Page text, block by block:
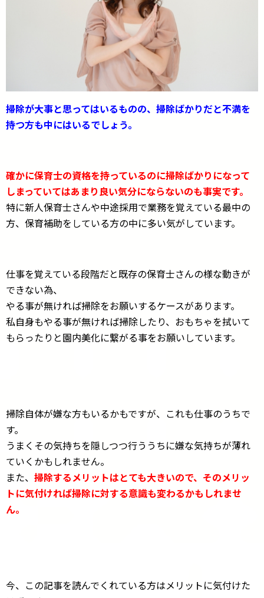
掃除が大事と思ってはいるものの、掃除ばかりだと不満を
持つ方も中にはいるでしょう。
確かに保育士の資格を持っているのに掃除ばかりになって
しまっていてはあまり良い気分にならないのも事実です。
特に新人保育士さんや中途採用で業務を覚えている最中の
方、保育補助をしている方の中に多い気がしています。
仕事を覚えている段階だと既存の保育士さんの様な動きが
できない為、
やる事が無ければ掃除をお願いするケースがあります。
私自身もやる事が無ければ掃除したり、おもちゃを拭いて
もらったりと園内美化に繋がる事をお願いしています。
掃除自体が嫌な方もいるかもですが、これも仕事のうちで
す。
うまくその気持ちを隠しつつ行ううちに嫌な気持ちが薄れ
ていくかもしれません。
また、 掃除するメリットはとても大きいので、そのメリッ
トに気付ければ掃除に対する意識も変わるかもしれませ
ん。
今、この記事を読んでくれている方はメリットに気付けた